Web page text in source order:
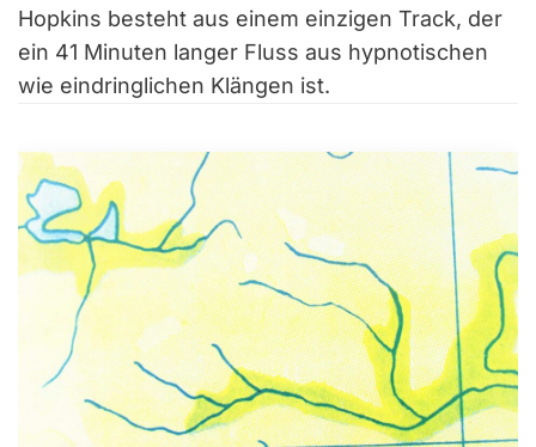
Hopkins besteht aus einem einzigen Track, der
ein 41 Minuten langer Fluss aus hypnotischen
wie eindringlichen Klängen ist.